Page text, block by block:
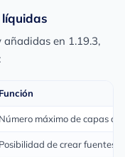
añadidas en 1.19.3,
Función
Número máximo de capas
Posibilidad de crear fuentes